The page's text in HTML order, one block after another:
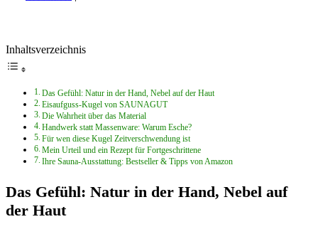
Inhaltsverzeichnis
Das Gefühl: Natur in der Hand, Nebel auf der Haut
Eisaufguss-Kugel von SAUNAGUT
Die Wahrheit über das Material
Handwerk statt Massenware: Warum Esche?
Für wen diese Kugel Zeitverschwendung ist
Mein Urteil und ein Rezept für Fortgeschrittene
Ihre Sauna-Ausstattung: Bestseller & Tipps von Amazon
Das Gefühl: Natur in der Hand, Nebel auf
der Haut